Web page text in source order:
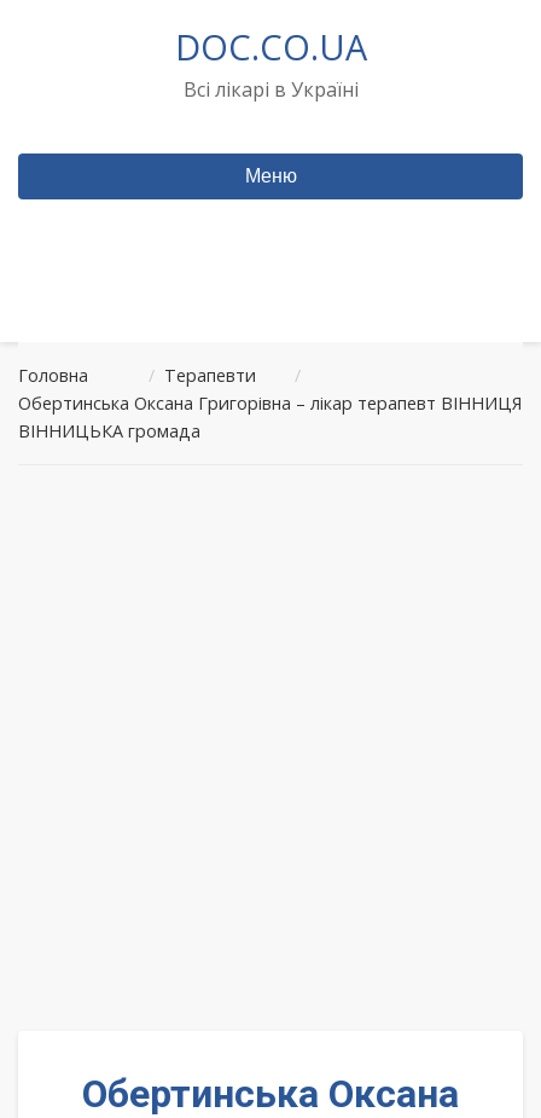
DOC.CO.UA
Всі лікарі в Україні
Меню
Головна / Терапевти
/
Обертинська Оксана Григорівна – лікар терапевт ВІННИЦЯ
ВІННИЦЬКА громада
Обертинська Оксана